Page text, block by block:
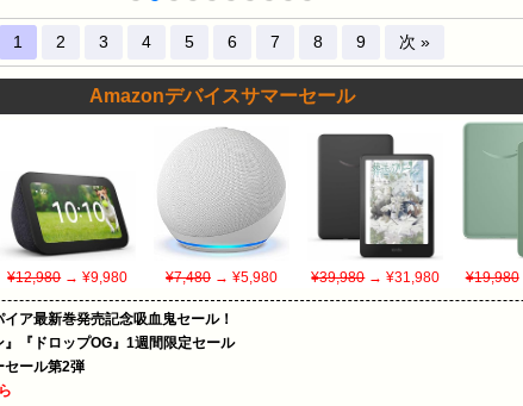
1 2 3 4 5 6 7 8 9 次 »
Amazonデバイスサマーセール
¥12,980→ ¥9,980 ¥7,480→ ¥5,980 ¥39,980→ ¥31,980 ¥19,980
ア最新巻発売記念吸血鬼セール！
『ドロップOG』1週間限定セール
ール第2弾